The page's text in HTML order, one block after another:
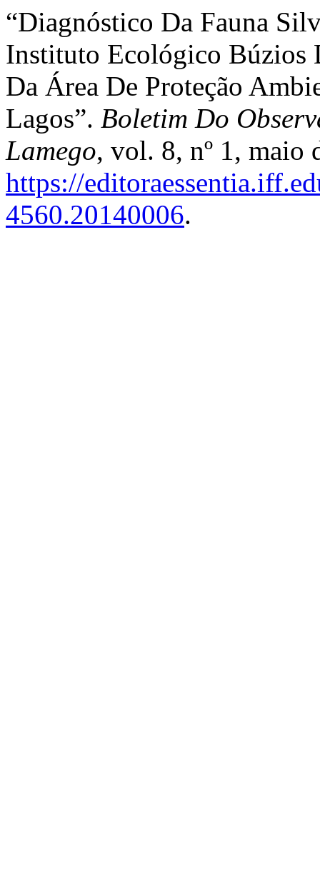
“Diagnóstico Da Fauna
Instituto Ecológico Búzios
Da Área De Proteção
Lagos”. Boletim Do
Lamego, vol. 8, nº 1, maio
https://
4560.20140006.